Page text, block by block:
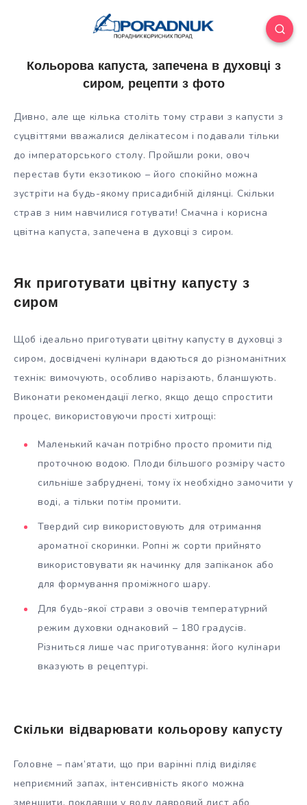
Кольорова капуста, запечена в духовці з
сиром, рецепти з фото
Дивно, але ще кілька століть тому страви з капусти з
суцвіттями вважалися делікатесом і подавали тільки
до імператорського столу. Пройшли роки, овоч
перестав бути екзотикою – його спокійно можна
зустріти на будь-якому присадибній ділянці. Скільки
страв з ним навчилисяготувати! Смачна і корисна
цвітна капуста, запечена в духовці з сиром.
Як приготувати цвітну капусту з
сиром
Щоб ідеально приготувати цвітну капусту в духовці з
сиром, досвідчені кулінари вдаються до різноманітних
технік: вимочують, особливо нарізають, бланшують.
Виконати рекомендації легко, якщо дещо спростити
процес, використовуючи прості хитрощі:
Маленький качан потрібно просто промити під
проточною водою. Плоди більшого розміру часто
сильніше забруднені, тому їх необхідно замочити у
воді, а тільки потім промити.
Твердий сир використовують для отримання
ароматної скоринки. Ропні ж сорти прийнято
використовувати як начинку для запіканок або
для формування проміжного шару.
Для будь-якої страви з овочів температурний
режим духовки однаковий – 180 градусів.
Різниться лише час приготування: його кулінари
вказують в рецептурі.
Скільки відварювати кольорову капусту
Головне – пам’ятати, що при варінні плід виділяє
неприємний запах, інтенсивність якого можна